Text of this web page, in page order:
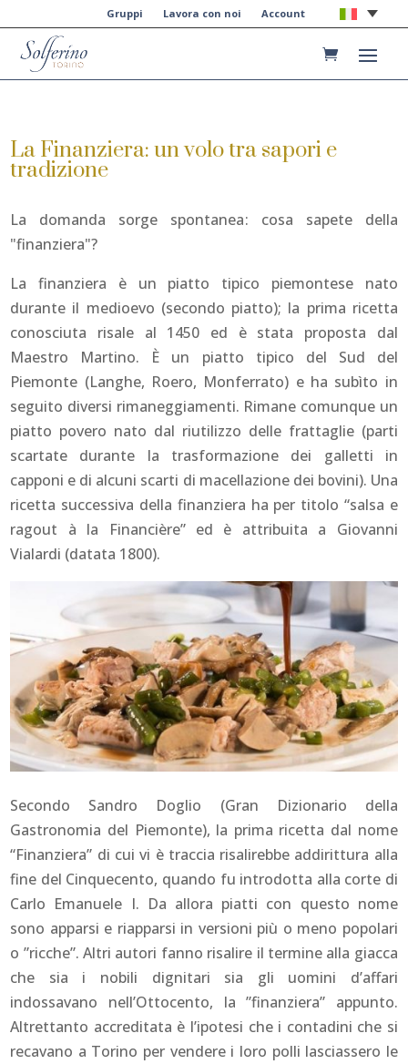
Gruppi Lavora con noi Account
La Finanziera: un volo tra sapori e
tradizione
La domanda sorge spontanea: cosa sapete della
"finanziera"?
La finanziera è un piatto tipico piemontese nato
durante il medioevo (secondo piatto); la prima ricetta
conosciuta risale al 1450 ed è stata proposta dal
Maestro Martino. È un piatto tipico del Sud del
Piemonte (Langhe, Roero, Monferrato) e ha subìto in
seguito diversi rimaneggiamenti. Rimane comunque un
piatto povero nato dal riutilizzo delle frattaglie (parti
scartate durante la trasformazione dei galletti in
capponi e di alcuni scarti di macellazione dei bovini). Una
ricetta successiva della finanziera ha per titolo “salsa e
ragout à la Financière” ed è attribuita a Giovanni
Vialardi (datata 1800).
Secondo Sandro Doglio (Gran Dizionario della
Gastronomia del Piemonte), la prima ricetta dal nome
“Finanziera” di cui vi è traccia risalirebbe addirittura alla
fine del Cinquecento, quando fu introdotta alla corte di
Carlo Emanuele I. Da allora piatti con questo nome
sono apparsi e riapparsi in versioni più o meno popolari
o ”ricche”. Altri autori fanno risalire il termine alla giacca
che sia i nobili dignitari sia gli uomini d’affari
indossavano nell’Ottocento, la ”finanziera” appunto.
Altrettanto accreditata è l’ipotesi che i contadini che si
recavano a Torino per vendere i loro polli lasciassero le